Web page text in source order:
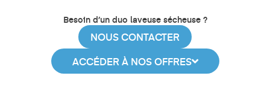
Besoin d’un duo laveuse sécheuse ?
NOUS CONTACTER
ACCÉDER À NOS OFFRES